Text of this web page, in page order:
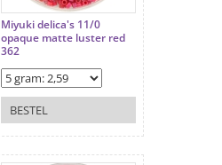
Miyuki delica's 11/0
opaque matte luster red
362
BESTEL